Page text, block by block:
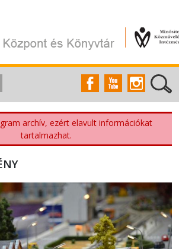
archív, ezért elavult információkat
tartalmazhat.